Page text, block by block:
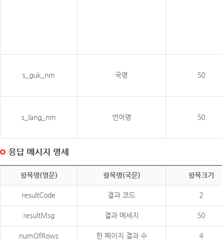
s_guk_nm 국명 50
s_lang_nm 언어명 50
응답 메시지 명세
항목명(영문) 항목명(국문) 항목크기
resultCode 결과 코드 2
resultMsg 결과 메세지 50
numOfRows 한 페이지 결과 수 4